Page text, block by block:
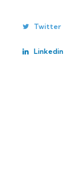
Twitter
Linkedin